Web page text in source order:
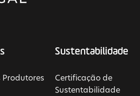
Produtores
Sustentabilidade
Certificação de
Sustentabilidade